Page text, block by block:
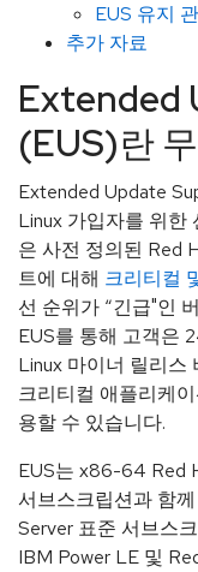
EUS 유지
추가 자료
Extended
(EUS)란
Extended Update
Linux 가입자를 위한
은 사전 정의된 Red
트에 대해 크리티컬
선 순위가 “긴급"인
EUS를 통해 고객은
Linux 마이너 릴리스
크리티컬 애플리케
용할 수 있습니다.
EUS는 x86-64 Red
서브스크립션과 함
Server 표준 서브스
IBM Power LE 및